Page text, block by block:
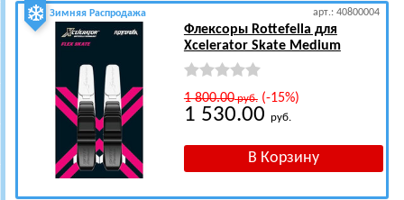
Зимняя Распродажа арт.: 40800004
Флексоры Rottefella для
Xcelerator Skate Medium
1 800.00руб.(-15%)
1 530.00 руб.